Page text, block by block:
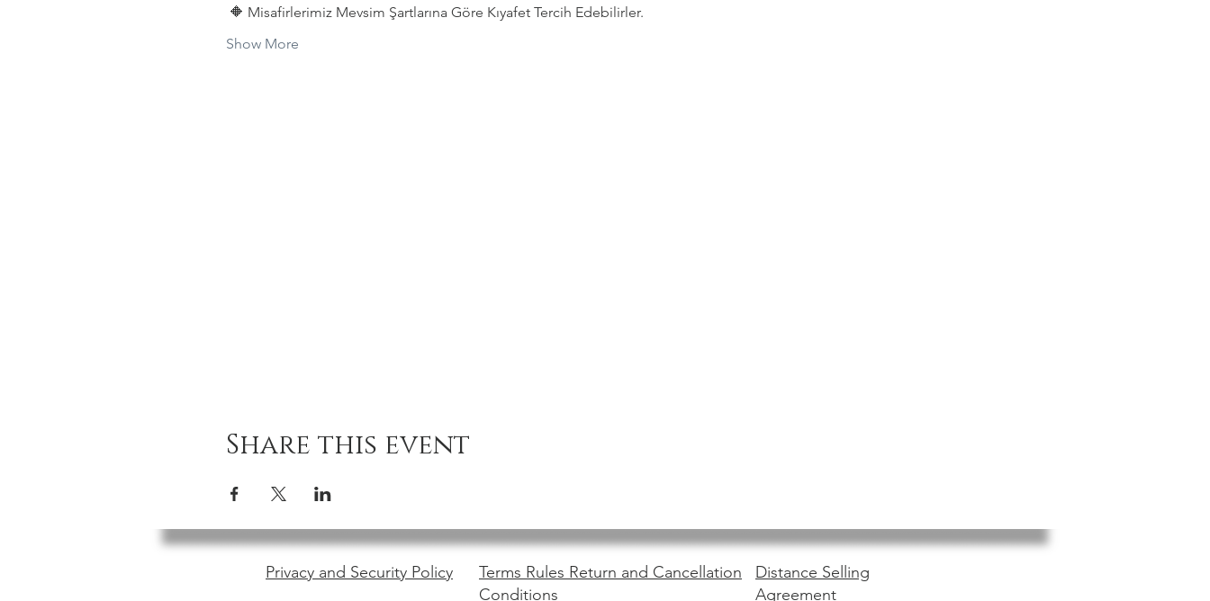
🔶 Misafirlerimiz Mevsim Şartlarına Göre Kıyafet Tercih Edebilirler.
Show More
Share this event
Privacy and Security Policy
Terms Rules Return and Cancellation
Conditions
Distance Selling
Agreement